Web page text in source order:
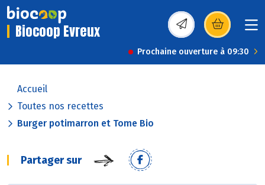
Biocoop Evreux (s’ouvre dans une
Prochaine ouverture à 09:30
Accueil
Toutes nos recettes
Burger potimarron et Tome Bio
Partager sur